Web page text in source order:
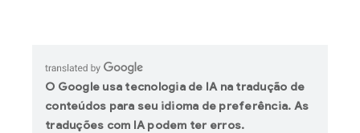
O Google usa tecnologia de IA na tradução de
conteúdos para seu idioma de preferência. As
traduções com IA podem ter erros.